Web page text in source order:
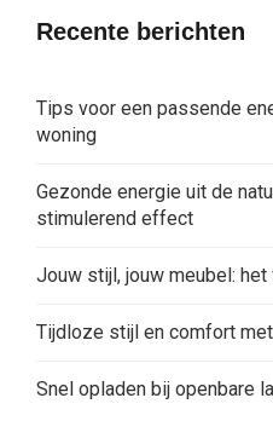
Recente berichten
Tips voor een passende
woning
Gezonde energie uit de
stimulerend effect
Jouw stijl, jouw meubel:
Tijdloze stijl en comfort
Snel opladen bij openbare